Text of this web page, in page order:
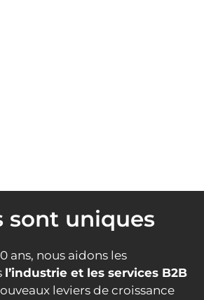
sont uniques
ans, nous aidons les
l’industrie et les services B2B
leviers de croissance